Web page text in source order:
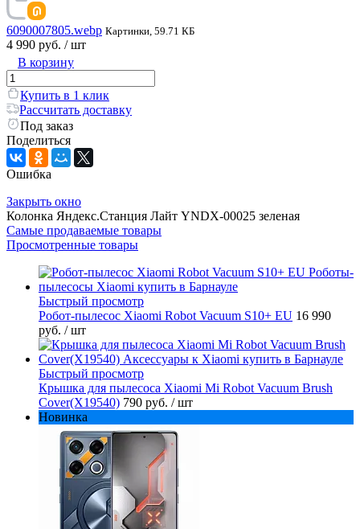
6090007805.webp Картинки, 59.71 КБ
4 990 руб. / шт
В корзину
Купить в 1 клик
Рассчитать доставку
Под заказ
Поделиться
Ошибка
Закрыть окно
Колонка Яндекс.Станция Лайт YNDX-00025 зеленая
Самые продаваемые товары
Просмотренные товары
Быстрый просмотр
Робот-пылесос Xiaomi Robot Vacuum S10+ EU 16 990
руб. / шт
Быстрый просмотр
Крышка для пылесоса Xiaomi Mi Robot Vacuum Brush
Cover(X19540) 790 руб. / шт
Новинка